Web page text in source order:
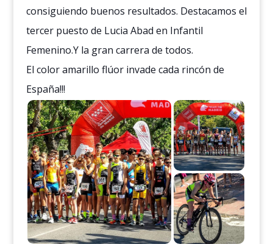
consiguiendo buenos resultados. Destacamos el
tercer puesto de Lucia Abad en Infantil
Femenino.Y la gran carrera de todos.
El color amarillo flúor invade cada rincón de
España!!!